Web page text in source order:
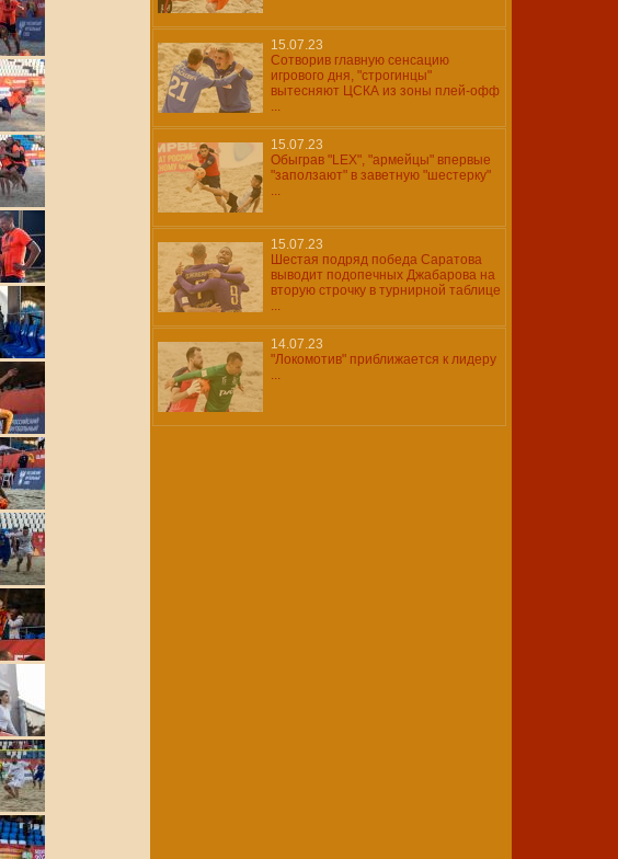
15.07.23
Сотворив главную сенсацию
игрового дня, "строгинцы"
вытесняют ЦСКА из зоны плей-офф
...
15.07.23
Обыграв "LEX", "армейцы" впервые
"заползают" в заветную "шестерку"
...
15.07.23
Шестая подряд победа Саратова
выводит подопечных Джабарова на
вторую строчку в турнирной таблице
...
14.07.23
"Локомотив" приближается к лидеру
...